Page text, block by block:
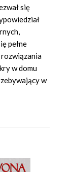
się
pełne
w domu
w